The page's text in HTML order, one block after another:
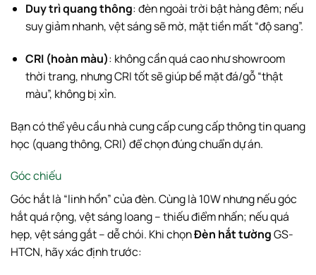
Duy trì quang thông: đèn ngoài trời bật hàng đêm; nếu
suy giảm nhanh, vệt sáng sẽ mờ, mặt tiền mất “độ sang”.
CRI (hoàn màu): không cần quá cao như showroom
thời trang, nhưng CRI tốt sẽ giúp bề mặt đá/gỗ “thật
màu”, không bị xỉn.
Bạn có thể yêu cầu nhà cung cấp cung cấp thông tin quang
học (quang thông, CRI) để chọn đúng chuẩn dự án.
Góc chiếu
Góc hắt là “linh hồn” của đèn. Cùng là 10W nhưng nếu góc
hắt quá rộng, vệt sáng loang – thiếu điểm nhấn; nếu quá
hẹp, vệt sáng gắt – dễ chói. Khi chọnĐèn hắt tườngGS-
HTCN, hãy xác định trước: